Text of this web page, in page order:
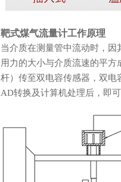
靶式煤气流量计工作原理
当介质在测量管中流动时，
用力的大小与介质流速的平方
杆）传至双电容传感器，双
AD转换及计算机处理后，即